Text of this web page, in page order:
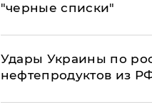
"черные списки"
Удары Украины по
нефтепродуктов из